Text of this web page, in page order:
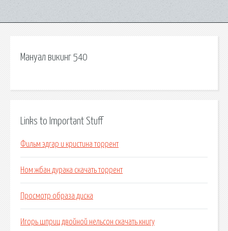
Мануал викинг 540
Links to Important Stuff
Фильм эдгар и кристина торрент
Ном жбан дурака скачать торрент
Просмотр образа диска
Игорь шприц двойной нельсон скачать книгу